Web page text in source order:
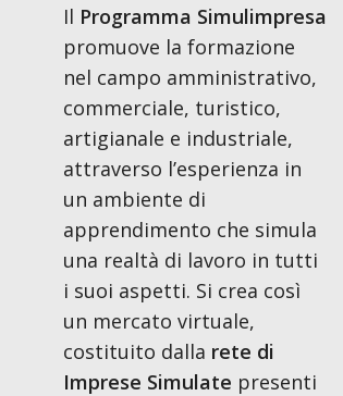
Il Programma Simulimpresa
promuove la formazione
nel campo amministrativo,
commerciale, turistico,
artigianale e industriale,
attraverso l’esperienza in
un ambiente di
apprendimento che simula
una realtà di lavoro in tutti
i suoi aspetti. Si crea così
un mercato virtuale,
costituito dalla rete di
Imprese Simulate presenti